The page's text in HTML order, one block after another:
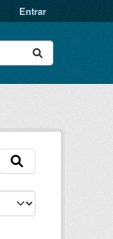
Entrar